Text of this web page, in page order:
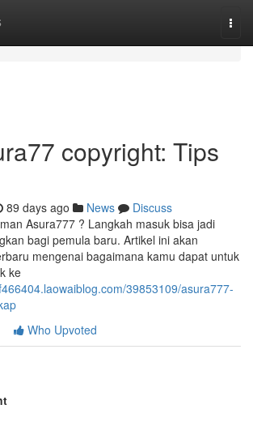
copyright: Tips
89 days ago News
Discuss
Asura777 ? Langkah masuk bisa jadi
bagi pemula baru. Artikel ini akan
mengenai bagaimana kamu dapat untuk
ke
39853109/asura777-
Who Upvoted